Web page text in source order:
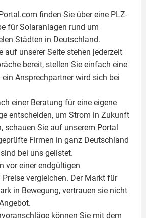
finden Sie über eine PLZ-
fürSolaranlagen rund um
Städten in Deutschland.
auf unserer Seite stehen jederzeit
bereit, stellen Sie einfach eine
Ansprechpartner wird sich bei
einer Beratung für eine eigene
entscheiden, um Strom in Zukunft
schauen Sie auf unserem Portal
Firmen in ganz Deutschland
bei uns gelistet.
vor einer endgültigen
vergleichen. Der Markt für
in Bewegung, vertrauen sie nicht
können Sie mit dem